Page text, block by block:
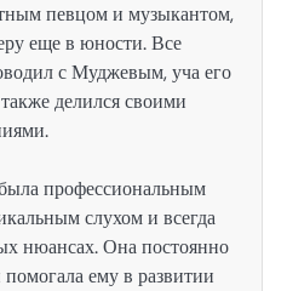
певцом и музыкантом,
еще в юности. Все
с Муджевым, уча его
делился своими
профессиональным
слухом и всегда
нюансах. Она постоянно
ему в развитии